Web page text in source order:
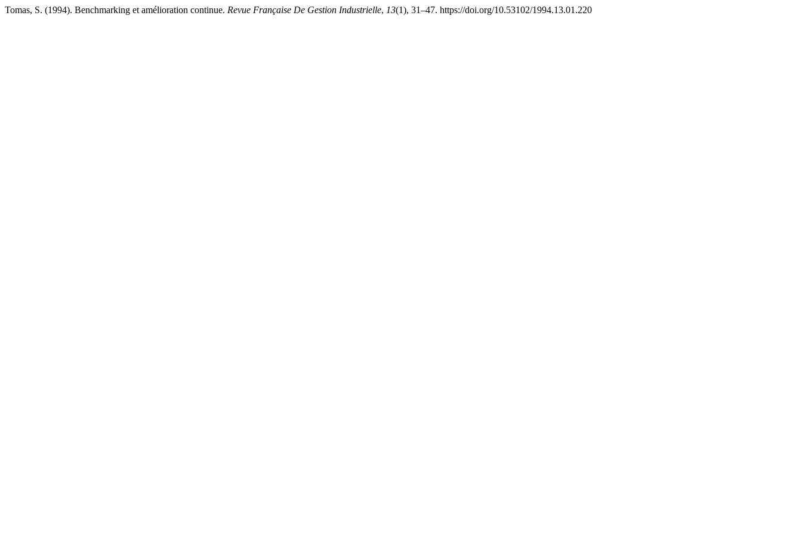
Tomas, S. (1994). Benchmarking et amélioration continue. Revue Française De Gestion Industrielle, 13(1), 31–47. https://doi.org/10.53102/1994.13.01.220